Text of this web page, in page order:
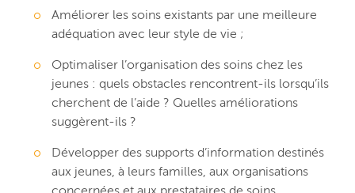
Améliorer les soins existants par une meilleure
adéquation avec leur style de vie ;
Optimaliser l’organisation des soins chez les
jeunes : quels obstacles rencontrent-ils lorsqu’ils
cherchent de l’aide ? Quelles améliorations
suggèrent-ils ?
Développer des supports d’information destinés
aux jeunes, à leurs familles, aux organisations